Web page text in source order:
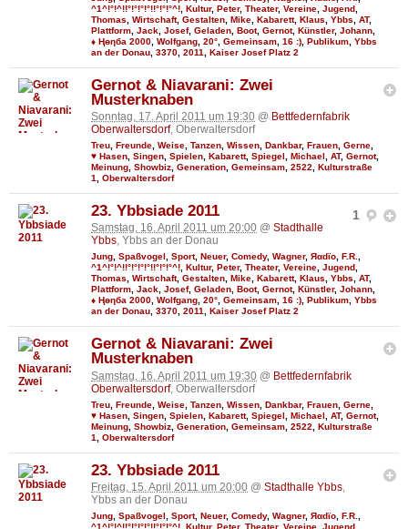
^1^!°!^!!°!°!°!°!!°!°!°^! Kultur, Peter, Theater, Vereine Jugend
Thomas
Wirtschaft, Gestalten Mike Kabarett, Klaus Ybbs AT,
Plattform Jack Josef, Geladen Boot, Gernot, Künstler, Johann
♦ Ңөηба 2000 Wolfgang 20° Gemeinsam 16 :) Publikum Ybbs
an der Donau 3370 2011 Kaiser Josef Platz 2
Gernot & Niavarani: Zwei
Musterknaben
Sonntag, 17. April 2011 um 19:30 @ Bettfedernfabrik
Oberwaltersdorf, Oberwaltersdorf
Treu Freunde Weise Tanzen Wissen Dankbar, Frauen Gerne
♥ Hasen Singen Spielen Kabarett, Spiegel Michael AT, Gernot,
Meinung Showbiz Generation Gemeinsam 2522
Kulturstraße
1
Oberwaltersdorf
1
23. Ybbsiade 2011
Samstag, 16. April 2011 um 20:00 @ Stadthalle
Ybbs, Ybbs an der Donau
Jung, Spaßvogel , Sport, Neuer, Comedy, Wagner, Яαdϊo, F.R.,
^1^!°!^!!°!°!°!°!!°!°!°^!, Kultur, Peter, Theater, Vereine, Jugend,
Thomas, Wirtschaft, Gestalten, Mike, Kabarett, Klaus, Ybbs, AT,
Plattform, Jack, Josef, Geladen, Boot, Gernot, Künstler, Johann,
♦ Ңөηба 2000, Wolfgang, 20°, Gemeinsam, 16 :), Publikum, Ybbs
an der Donau, 3370, 2011, Kaiser Josef Platz 2
Gernot & Niavarani: Zwei
Musterknaben
Samstag, 16. April 2011 um 19:30 @ Bettfedernfabrik
Oberwaltersdorf, Oberwaltersdorf
Treu Freunde Weise Tanzen Wissen Dankbar, Frauen Gerne
♥ Hasen Singen Spielen Kabarett, Spiegel Michael AT, Gernot,
Meinung Showbiz Generation Gemeinsam 2522
Kulturstraße
1
Oberwaltersdorf
23. Ybbsiade 2011
Freitag, 15. April 2011 um 20:00 @ Stadthalle Ybbs,
Ybbs an der Donau
Jung Spaßvogel Sport, Neuer, Comedy, Wagner, Яαdϊo F.R.
^1^!°!^!!°!°!°!°!!°!°!°^! Kultur, Peter, Theater, Vereine Jugend